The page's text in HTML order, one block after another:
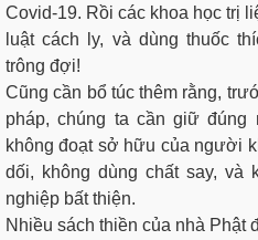
Covid-19. Rồi các khoa học trị
luật cách ly, và dùng thuốc
trông đợi!
Cũng cần bổ túc thêm rằng,
pháp, chúng ta cần giữ đúng
không đoạt sở hữu của người
dối, không dùng chất say, và
nghiệp bất thiện.
Nhiều sách thiền của nhà Phật